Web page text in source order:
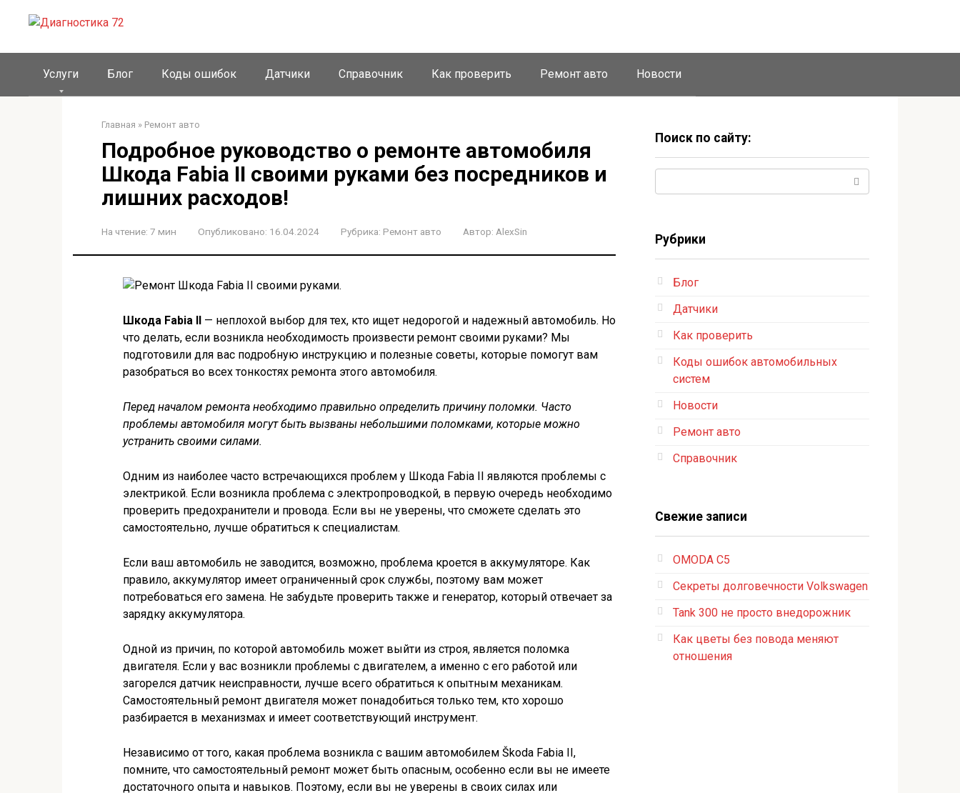
Услуги Блог Коды ошибок Датчики Справочник Как проверить Ремонт авто Новости
Главная » Ремонт авто
Подробное руководство о ремонте автомобиля
Шкода Fabia II своими руками без посредников и
лишних расходов!
На чтение: 7 мин Опубликовано: 16.04.2024 Рубрика: Ремонт авто Автор: AlexSin
Шкода Fabia II — неплохой выбор для тех, кто ищет недорогой и надежный автомобиль. Но
что делать, если возникла необходимость произвести ремонт своими руками? Мы
подготовили для вас подробную инструкцию и полезные советы, которые помогут вам
разобраться во всех тонкостях ремонта этого автомобиля.
Перед началом ремонта необходимо правильно определить причину поломки. Часто
проблемы автомобиля могут быть вызваны небольшими поломками, которые можно
устранить своими силами.
Одним из наиболее часто встречающихся проблем у Шкода Fabia II являются проблемы с
электрикой. Если возникла проблема с электропроводкой, в первую очередь необходимо
проверить предохранители и провода. Если вы не уверены, что сможете сделать это
самостоятельно, лучше обратиться к специалистам.
Если ваш автомобиль не заводится, возможно, проблема кроется в аккумуляторе. Как
правило, аккумулятор имеет ограниченный срок службы, поэтому вам может
потребоваться его замена. Не забудьте проверить также и генератор, который отвечает за
зарядку аккумулятора.
Одной из причин, по которой автомобиль может выйти из строя, является поломка
двигателя. Если у вас возникли проблемы с двигателем, а именно с его работой или
загорелся датчик неисправности, лучше всего обратиться к опытным механикам.
Самостоятельный ремонт двигателя может понадобиться только тем, кто хорошо
разбирается в механизмах и имеет соответствующий инструмент.
Независимо от того, какая проблема возникла с вашим автомобилем Škoda Fabia II,
помните, что самостоятельный ремонт может быть опасным, особенно если вы не имеете
достаточного опыта и навыков. Поэтому, если вы не уверены в своих силах или
Поиск по сайту:
Рубрики
Блог
Датчики
Как проверить
Коды ошибок автомобильных
систем
Новости
Ремонт авто
Справочник
Свежие записи
OMODA C5
Секреты долговечности Volkswagen
Tank 300 не просто внедорожник
Как цветы без повода меняют
отношения